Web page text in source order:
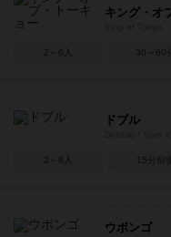
キング・オ
2～6人 30～60分
ドブル
2～8人 15分前後
ウボンゴ